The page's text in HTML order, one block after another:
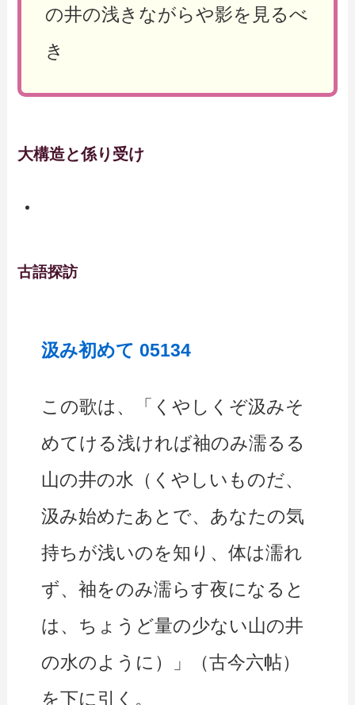
の井の浅きながらや影を見るべ
き
大構造と係り受け
古語探訪
汲み初めて 05134
この歌は、「くやしくぞ汲みそ
めてける浅ければ袖のみ濡るる
山の井の水（くやしいものだ、
汲み始めたあとで、あなたの気
持ちが浅いのを知り、体は濡れ
ず、袖をのみ濡らす夜になると
は、ちょうど量の少ない山の井
の水のように）」（古今六帖）
を下に引く。